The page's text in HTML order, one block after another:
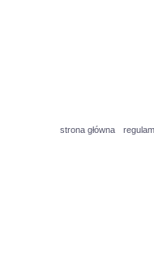
strona główna